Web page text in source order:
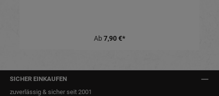
Ab 7,90 €*
SICHER EINKAUFEN
zuverlässig & sicher seit 2001